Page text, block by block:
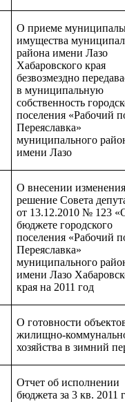
О приеме
имущества
района имени Лазо
Хабаровского края
безвозмездно
в муниципальную
собственность
поселения «Рабочий
Переяславка»
муниципального
имени Лазо
О внесении
решение Совета
от 13.12.2010 № 123
бюджете городского
поселения «Рабочий
Переяславка»
муниципального
имени Лазо
края на 2011 год
О готовности
жилищно-
хозяйства в зимний
Отчет об исполнении
бюджета за 3 кв. 2011